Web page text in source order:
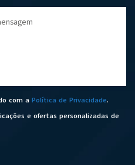
com a Política de Privacidade.
e ofertas personalizadas de